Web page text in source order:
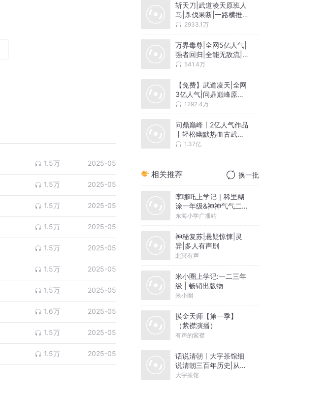
1.5万 2025-05
1.5万 2025-05
1.5万 2025-05
1.5万 2025-05
1.5万 2025-05
1.5万 2025-05
1.5万 2025-05
1.6万 2025-05
1.5万 2025-05
1.5万 2025-05
斩天刀|武道凌天原班人
马|杀伐果断|一路横推|
热血爽文
2933.1万
万界毒尊|全网5亿人气|
强者回归|全能无敌流|多
人有声剧
541.4万
【免费】武道凌天|全网
3亿人气|问鼎巅峰原班
人马1292.4万
问鼎巅峰丨2亿人气作品
丨轻松幽默热血古武玄
幻爽文
1.37亿
相关推荐 换一批
李哪吒上学记｜稀里糊
涂一年级&神神气气二年
级
东海小学广播站
神秘复苏|悬疑惊悚|灵
异|多人有声剧
北冥有声
米小圈上学记:一二三年
级 | 畅销出版物
米小圈
摸金天师【第一季】
（紫襟演播）
有声的紫襟
话说清朝丨大宇茶馆细
说清朝三百年历史|从努
尔哈赤到末代皇帝溥仪|
大宇茶馆